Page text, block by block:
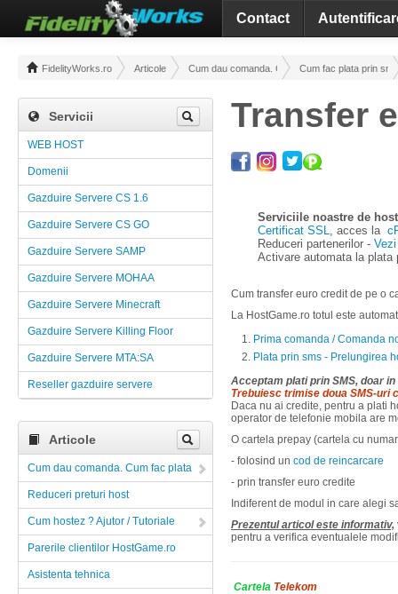
Contact
FidelityWorks.ro Articole Cum dau comanda. Cum fac plataCum fac plata prin sms
Servicii
WEB HOST
Domenii
Gazduire Servere CS 1.6
Gazduire Servere CS GO
Gazduire Servere SAMP
Gazduire Servere MOHAA
Gazduire Servere Minecraft
Gazduire Servere Killing Floor
Gazduire Servere MTA:SA
Reseller gazduire servere
Articole
Cum dau comanda. Cum fac plata
Reduceri preturi host
Cum hostez ? Ajutor / Tutoriale
Parerile clientilor HostGame.ro
Asistenta tehnica
Transfer
Serviciile noastre de
Certificat SSL, acces la
Reduceri partenerilor -
Activare automata la plata
Cum transfer euro credit de pe o
La HostGame.ro totul este
Prima comanda / Comanda
Plata prin sms - Prelungirea
Acceptam plati prin SMS, doar
Trebuiesc trimise doua SMS-uri
Daca nu ai credite, pentru a plati
operator de telefonie mobila are
O cartela prepay (cartela cu
- folosind un cod de reincarcare
- prin transfer euro credite
Indiferent de modul in care alegi
Prezentul articol este informativ,
pentru a verifica eventualele
Cartela Telekom